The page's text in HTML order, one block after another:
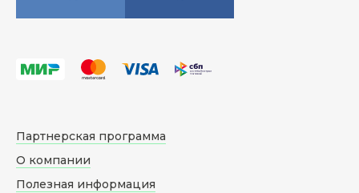
Партнерская программа
О компании
Полезная информация